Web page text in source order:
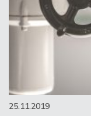
25.11.2019